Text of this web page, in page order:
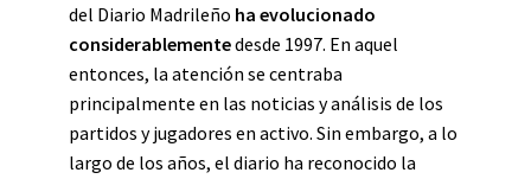
del Diario Madrileño ha evolucionado
considerablementedesde 1997. En aquel
entonces, la atención se centraba
principalmente en las noticias y análisis de los
partidos y jugadores en activo. Sin embargo, a lo
largo de los años, el diario ha reconocido la